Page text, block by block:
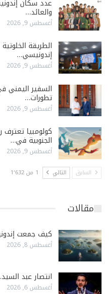
والعائد…
أغسطس 9, 2026
الطريقة
إندونيسي…
أغسطس 9, 2026
السفير اليمني
تطورات…
أغسطس 9, 2026
كولومبيا
الجنوبية في…
أغسطس 9, 2026
السابق التالي 1 من 1٬632
مقالات
كيف جمعت
أغسطس 8, 2026
انتصار عبد
أغسطس 6, 2026